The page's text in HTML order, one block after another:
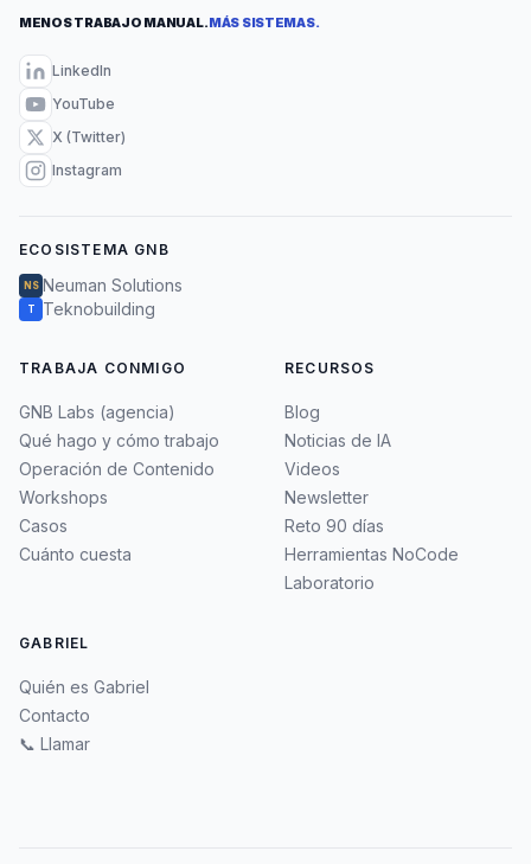
MENOS TRABAJO MANUAL.MÁS SISTEMAS.
LinkedIn
YouTube
X (Twitter)
Instagram
ECOSISTEMA GNB
NS Neuman Solutions
T Teknobuilding
TRABAJA CONMIGO
GNB Labs (agencia)
Qué hago y cómo trabajo
Operación de Contenido
Workshops
Casos
Cuánto cuesta
RECURSOS
Blog
Noticias de IA
Videos
Newsletter
Reto 90 días
Herramientas NoCode
Laboratorio
GABRIEL
Quién es Gabriel
Contacto
📞 Llamar